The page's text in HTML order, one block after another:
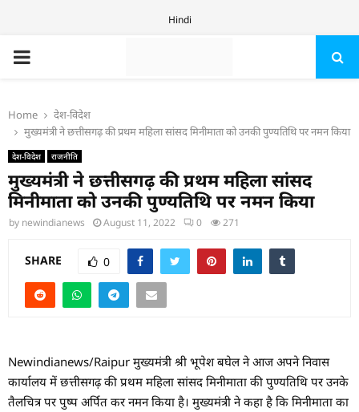
Hindi
PRIMARY
Home
देश-विदेश
मुख्यमंत्री ने छत्तीसगढ़ की प्रथम महिला सांसद मिनीमाता को उनकी पुण्यतिथि पर नमन किया
देश-विदेश राजनीति
मुख्यमंत्री ने छत्तीसगढ़ की प्रथम महिला सांसद
मिनीमाता को उनकी पुण्यतिथि पर नमन किया
by newindianews August 11, 2022 0 271
SHARE 0
Newindianews/Raipur मुख्यमंत्री श्री भूपेश बघेल ने आज अपने निवास
कार्यालय में छत्तीसगढ़ की प्रथम महिला सांसद मिनीमाता की पुण्यतिथि पर उनके
तैलचित्र पर पुष्प अर्पित कर नमन किया है। मुख्यमंत्री ने कहा है कि मिनीमाता का